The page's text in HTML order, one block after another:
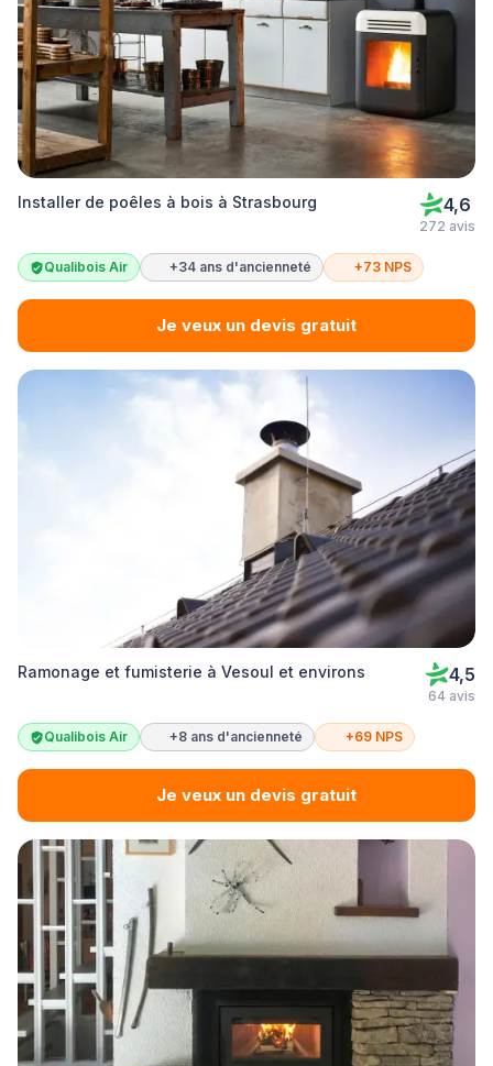
Installer de poêles à bois à Strasbourg 4,6
272 avis
Qualibois Air +34 ans d'ancienneté +73 NPS
Je veux un devis gratuit
Ramonage et fumisterie à Vesoul et environs 4,5
64 avis
Qualibois Air +8 ans d'ancienneté +69 NPS
Je veux un devis gratuit